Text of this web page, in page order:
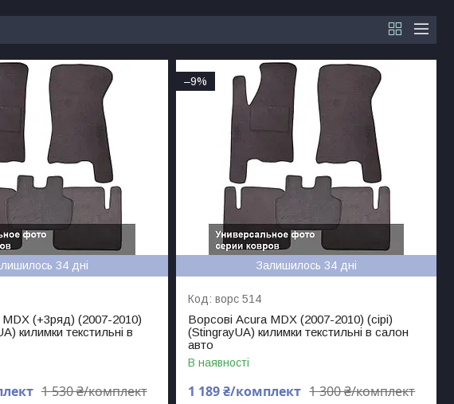
34 дні
(+3ряд) (2007-2010)
килимки текстильні в
1 530 ₴/комплект
–9%
Залишилось 34 дні
ворс 514
Ворсові Acura MDX (2007-2010) (сірі)
(StingrayUA) килимки текстильні в салон
авто
В наявності
1 300 ₴/комплект
1 189 ₴/комплект